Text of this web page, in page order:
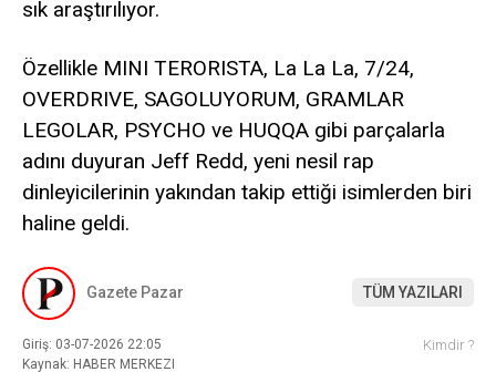
sık araştırılıyor.
Özellikle MINI TERORISTA, La La La, 7/24,
OVERDRIVE, SAGOLUYORUM, GRAMLAR
LEGOLAR, PSYCHO ve HUQQA gibi parçalarla
adını duyuran Jeff Redd, yeni nesil rap
dinleyicilerinin yakından takip ettiği isimlerden biri
haline geldi.
Gazete Pazar TÜM YAZILARI
Giriş: 03-07-2026 22:05
Kaynak: HABER MERKEZI
Kimdir ?